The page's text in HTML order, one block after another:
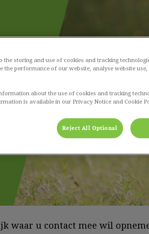
waar u contact mee wil
the storing and use of cookies and tracking
the performance of our website, analyse website
about the use of cookies and tracking
is available in our Privacy Notice and Cookie
Reject All Optional